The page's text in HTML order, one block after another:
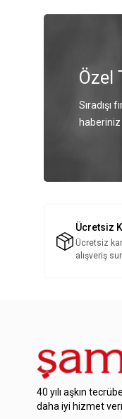
Özel
haberiniz
Ücretsiz
Ücretsiz
alışveriş
40 yılı aşkın
daha iyi hizmet